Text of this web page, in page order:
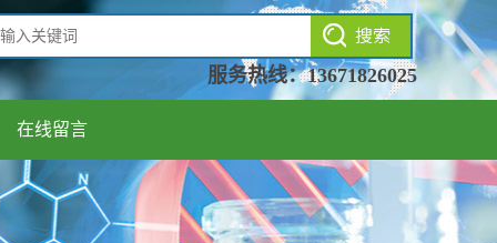
服务热线：13671826025
在线留言